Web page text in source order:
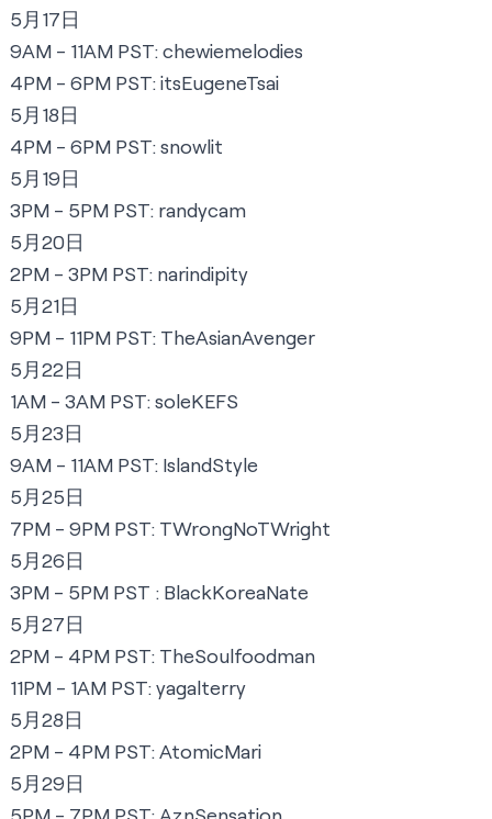
5月17日
9AM - 11AM PST:chewiemelodies
4PM - 6PM PST:itsEugeneTsai
5月18日
4PM - 6PM PST:snowlit
5月19日
3PM - 5PM PST: randycam
5月20日
2PM - 3PM PST: narindipity
5月21日
9PM - 11PM PST: TheAsianAvenger
5月22日
1AM - 3AM PST:soleKEFS
5月23日
9AM - 11AM PST: IslandStyle
5月25日
7PM - 9PM PST: TWrongNoTWright
5月26日
3PM - 5PM PST : BlackKoreaNate
5月27日
2PM - 4PM PST: TheSoulfoodman
11PM - 1AM PST:yagalterry
5月28日
2PM - 4PM PST:AtomicMari
5月29日